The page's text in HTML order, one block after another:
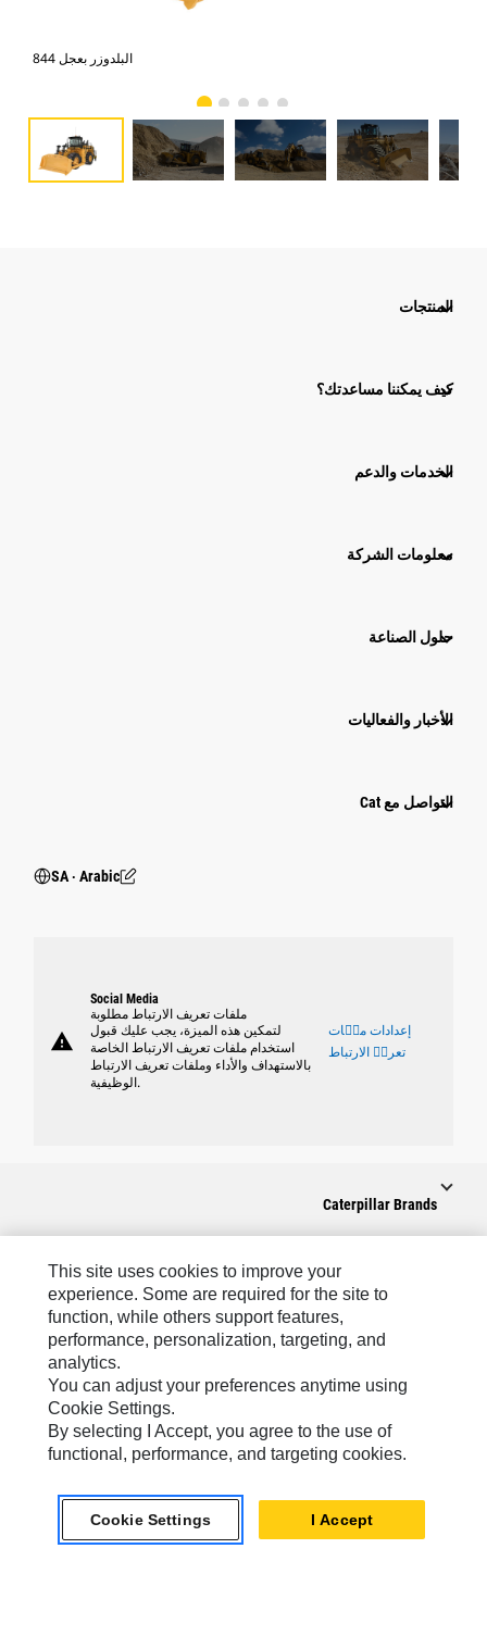
البلدوزر بعجل 844
المنتجات
كيف يمكننا مساعدتك؟
الخدمات والدعم
معلومات الشركة
حلول الصناعة
الأخبار والفعاليات
التواصل مع Cat
SA ‧ Arabic
warning
Social Media
ملفات تعريف الارتباط مطلوبة
لتمكين هذه الميزة، يجب عليك قبول
استخدام ملفات تعريف الارتباط الخاصة
بالاستهداف والأداء وملفات تعريف الارتباط
الوظيفية.
إعدادات ملٝات
تعريٝ الارتباط
Caterpillar Brands
Caterpillar.com
تفضيلات التسويق الخاصة بي
Cookie Settings
This site uses cookies to improve your
experience. Some are required for the site to
function, while others support features,
performance, personalization, targeting, and
analytics.
You can adjust your preferences anytime using
Cookie Settings.
By selecting I Accept, you agree to the use of
functional, performance, and targeting cookies.
Cookie Settings I Accept